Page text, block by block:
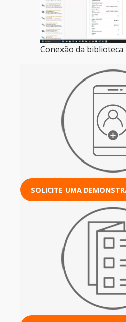
Conexão da biblioteca
SOLICITE UMA